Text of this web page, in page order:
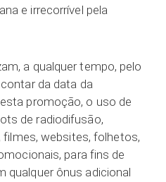
e irrecorrível pela
a qualquer tempo, pelo
da data da
promoção, o uso de
de radiodifusão,
websites, folhetos,
para fins de
qualquer ônus adicional